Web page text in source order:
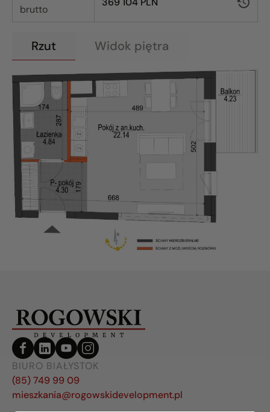
brutto
Rzut Widok piętra
BIURO BIAŁYSTOK
(85) 749 99 09
mieszkania@rogowskidevelopment.pl